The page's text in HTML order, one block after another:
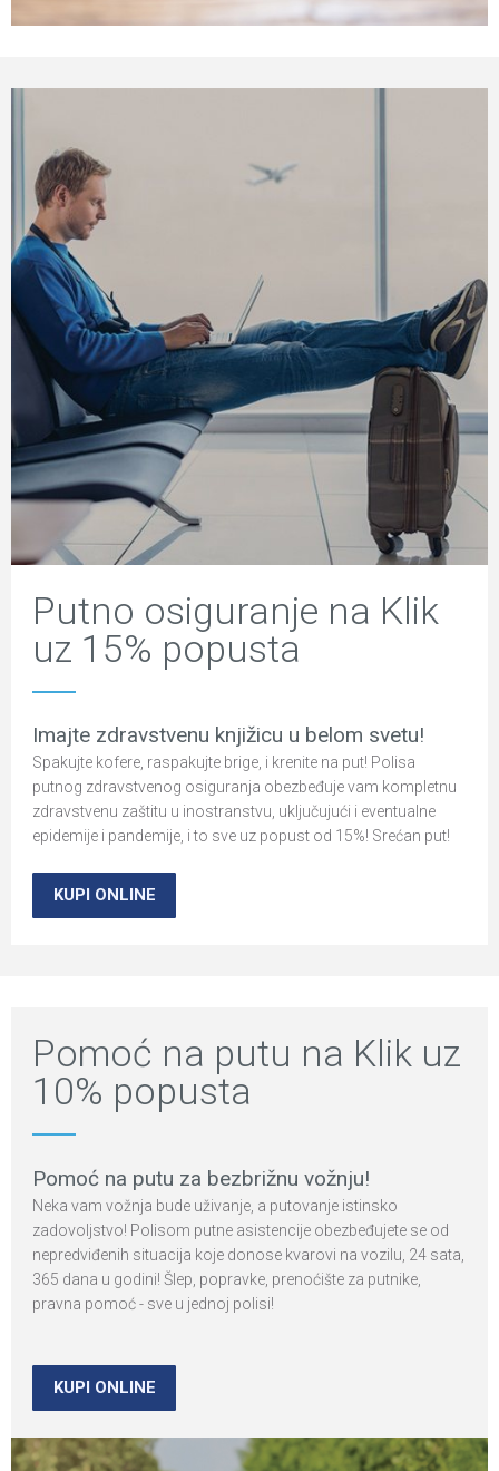
Putno osiguranje na Klik
uz 15% popusta
Imajte zdravstvenu knjižicu u belom svetu!
Spakujte kofere, raspakujte brige, i krenite na put! Polisa
putnog zdravstvenog osiguranja obezbeđuje vam kompletnu
zdravstvenu zaštitu u inostranstvu, uključujući i eventualne
epidemije i pandemije, i to sve uz popust od 15%! Srećan put!
KUPI ONLINE
Pomoć na putu na Klik uz
10% popusta
Pomoć na putu za bezbrižnu vožnju!
Neka vam vožnja bude uživanje, a putovanje istinsko
zadovoljstvo! Polisom putne asistencije obezbeđujete se od
nepredviđenih situacija koje donose kvarovi na vozilu, 24 sata,
365 dana u godini! Šlep, popravke, prenoćište za putnike,
pravna pomoć - sve u jednoj polisi!
KUPI ONLINE